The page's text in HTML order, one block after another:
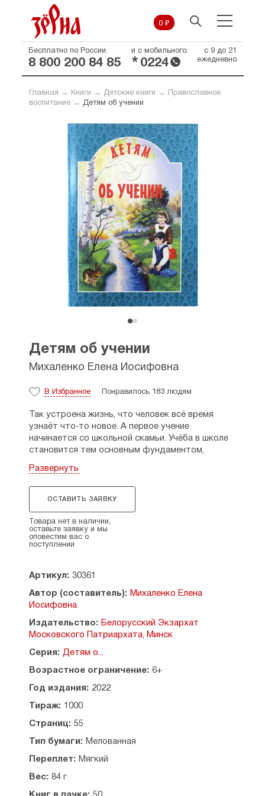
0 ₽
Бесплатно по России:
8 800 200 84 85
и с мобильного:
* 0224
с 9 до 21
ежедневно
Главная → Книги → Детские книги →
Православное
воспитание→ Детям об учении
Детям об учении
Михаленко Елена Иосифовна
В Избранное Понравилось 183 людям
Так устроена жизнь, что человек всё время
узнаёт что-то новое. А первое учение
начинается со школьной скамьи. Учёба в школе
становится тем основным фундаментом,
знаний.
В книге «Детям об учении» собраны рассказы,
авторов, которыепомогут юным читателям
осознать, что знания, полученные в школе,
остаются с нами на всю жизнь, и лишних знаний
Допущено к распространению Издательским
Содержание:
Пословицы и поговорки об учении и знаниях — 3
Филипок (Лев Толстой) — 5
Школьный звонок (Елена Овсянникова) — 7
Варламова) — 8
Школа (Галина Ильина) — 9
Первокласснику (Наталья Карпова) — 13
Проба пера (Валентина Черняева) — 15
Простите дети, я опоздал (Василий
Сухомлинский) — 18
Главная загадка времени (Людмила Колесова) —
20
Развернуть
ОСТАВИТЬ ЗАЯВКУ
Товара нет в наличии,
оставьте заявку и мы
оповестим вас о
поступлении
Артикул: 30361
Автор (составитель): Михаленко Елена
Иосифовна
Издательство: Белорусский Экзархат
Московского Патриархата, Минск
Серия: Детям о...
Возрастное ограничение: 6+
Год издания: 2022
Тираж: 1000
Страниц: 55
Тип бумаги: Мелованная
Переплет: Мягкий
Вес: 84 г